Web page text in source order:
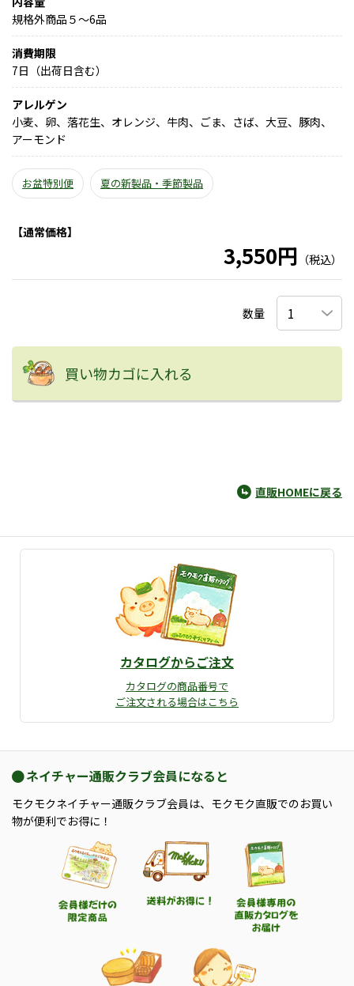
規格外商品５～6品
消費期限
7日（出荷日含む）
アレルゲン
小麦、卵、落花生、オレンジ、牛肉、ごま、さば、大豆、豚肉、
アーモンド
お盆特別便 夏の新製品・季節製品
【通常価格】
3,550円 （税込）
数量
買い物カゴに入れる
直販HOMEに戻る
カタログからご注文
カタログの商品番号で
ご注文される場合はこちら
ネイチャー通販クラブ会員になると
モクモクネイチャー通販クラブ会員は、モクモク直販でのお買い
物が便利でお得に！